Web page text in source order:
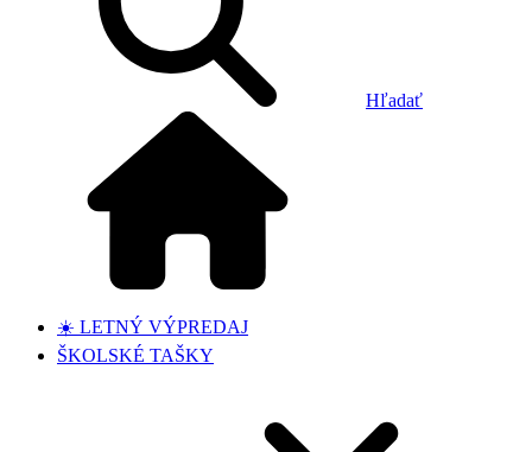
Hľadať
☀️ LETNÝ VÝPREDAJ
ŠKOLSKÉ TAŠKY